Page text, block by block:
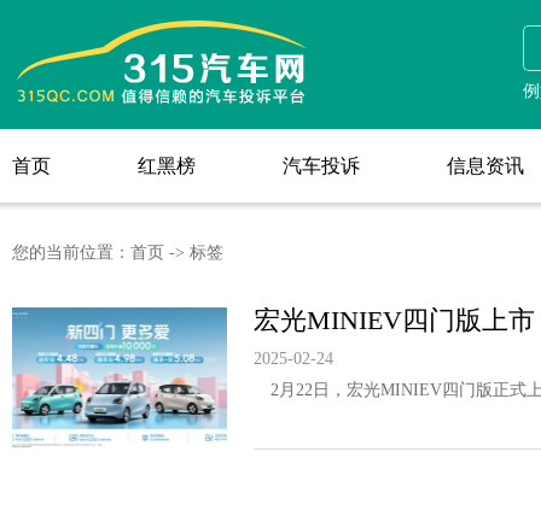
首页
首页
红黑榜
红黑榜
汽车投诉 信息资讯
您的当前位置： 首页 -> 标签
宏光MINIEV四门版上市
2025-02-24
2月22日，宏光MINIEV四门版正式